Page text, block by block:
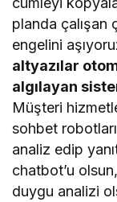
planda çalışan
engelini
altyazılar
algılayan
Müşteri
sohbet
analiz edip
chatbot’u
duygu analizi